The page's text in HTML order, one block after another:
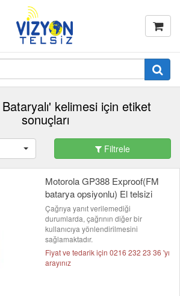
kelimesi için etiket
sonuçları
Filtrele
Motorola GP388 Exproof(FM
batarya opsiyonlu) El telsizi
Çağrıya yanıt verilemediği
durumlarda, çağrının diğer bir
kullanıcıya yönlendirilmesini
sağlamaktadır.
Fiyat ve tedarik için 0216 232 23 36 'yı
arayınız